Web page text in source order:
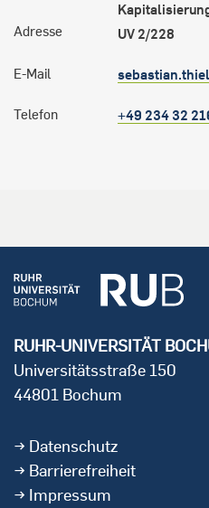
Adresse
UV 2/228
E-Mail
Telefon +49 234 32
RUHR-UNIVERSITÄT
Universitätsstraße 150
44801 Bochum
Datenschutz
Barrierefreiheit
Impressum